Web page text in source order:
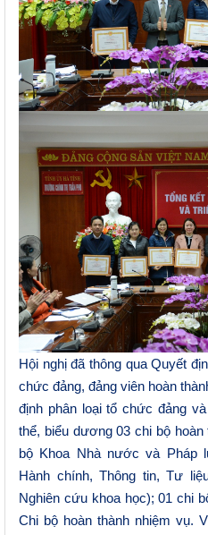
Hội nghị đã thông qua Quyết
chức đảng, đảng viên hoàn
định phân loại tổ chức đảng
thể, biểu dương 03 chi bộ
bộ Khoa Nhà nước và Pháp
Hành chính, Thông tin, Tư
Nghiên cứu khoa học); 01 chi
Chi bộ hoàn thành nhiệm vụ.